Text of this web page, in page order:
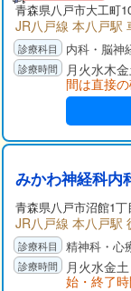
青森県八戸市大工町
JR八戸線 本八戸駅
内科・脳神
月火水木
間は直接
みかわ神経科内
青森県八戸市沼館1丁
JR八戸線 本八戸駅
精神科・心
月火水金
始・終了